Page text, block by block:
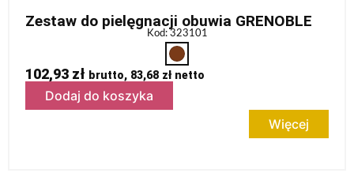
Zestaw do pielęgnacji obuwia GRENOBLE
Kod: 323101
102,93 zł brutto, 83,68 złnetto
Dodaj do koszyka
Więcej